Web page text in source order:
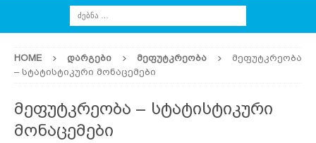
HOME ᲓᲐᲠᲒᲔᲑᲘ ᲛᲔᲤᲣᲢᲙᲠᲔᲝᲑᲐ
მეფუტკრეობა
– სტატისტიკური მონაცემები
მეფუტკრეობა – სტატისტიკური
მონაცემები